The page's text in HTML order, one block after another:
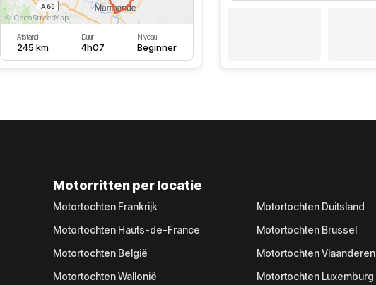
Afstand
245 km
Duur
4h07
Niveau
Beginner
Motorritten per locatie
Motortochten Frankrijk
Motortochten Hauts-de-France
Motortochten België
Motortochten Wallonië
Motortochten Duitsland
Motortochten Brussel
Motortochten Vlaanderen
Motortochten Luxemburg